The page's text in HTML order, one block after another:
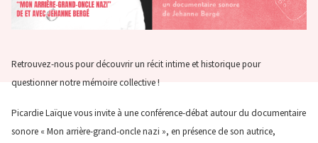
Retrouvez-nous pour découvrir un récit intime et historique pour
questionner notre mémoire collective !
Picardie Laïque vous invite à une conférence-débat autour du documentaire
sonore « Mon arrière-grand-oncle nazi », en présence de son autrice,